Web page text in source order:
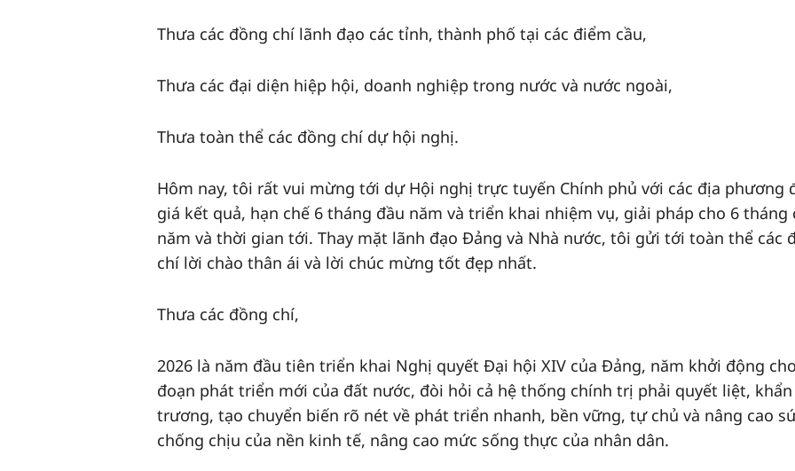
Thưa các đồng chí lãnh đạo các tỉnh, thành phố tại các điểm cầu,
Thưa các đại diện hiệp hội, doanh nghiệp trong nước và nước ngoài,
Thưa toàn thể các đồng chí dự hội nghị.
Hôm nay, tôi rất vui mừng tới dự Hội nghị trực tuyến Chính phủ với các địa phương
giá kết quả, hạn chế 6 tháng đầu năm và triển khai nhiệm vụ, giải pháp cho 6 tháng
năm và thời gian tới. Thay mặt lãnh đạo Đảng và Nhà nước, tôi gửi tới toàn thể các
chí lời chào thân ái và lời chúc mừng tốt đẹp nhất.
Thưa các đồng chí,
2026 là năm đầu tiên triển khai Nghị quyết Đại hội XIV của Đảng, năm khởi động
đoạn phát triển mới của đất nước, đòi hỏi cả hệ thống chính trị phải quyết liệt, khẩn
trương, tạo chuyển biến rõ nét về phát triển nhanh, bền vững, tự chủ và nâng cao
chống chịu của nền kinh tế, nâng cao mức sống thực của nhân dân.